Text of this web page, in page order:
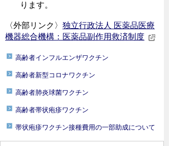
ります。
〈外部リンク〉 独立行政法人 医薬品医療
機器総合機構：医薬品副作用救済制度
高齢者インフルエンザワクチン
高齢者新型コロナワクチン
高齢者肺炎球菌ワクチン
高齢者帯状疱疹ワクチン
帯状疱疹ワクチン接種費用の一部助成について